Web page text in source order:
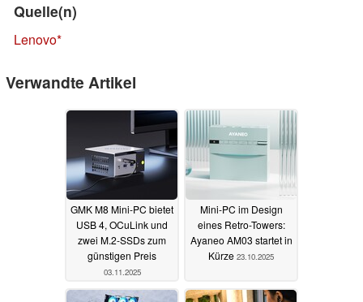
Quelle(n)
Lenovo
Verwandte Artikel
GMK M8 Mini-PC bietet
USB 4, OCuLink und
zwei M.2-SSDs zum
günstigen Preis
03.11.2025
Mini-PC im Design
eines Retro-Towers:
Ayaneo AM03 startet in
Kürze 23.10.2025